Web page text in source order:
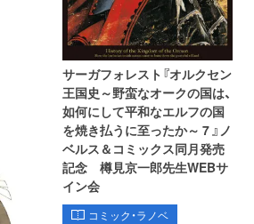
サーガフォレスト『オルクセン
王国史～野蛮なオークの国は、
如何にして平和なエルフの国
を焼き払うに至ったか～ 7 』ノ
ベルス＆コミックス同月発売
記念 樽見京一郎先生WEBサ
イン会
コミック・ラノベ